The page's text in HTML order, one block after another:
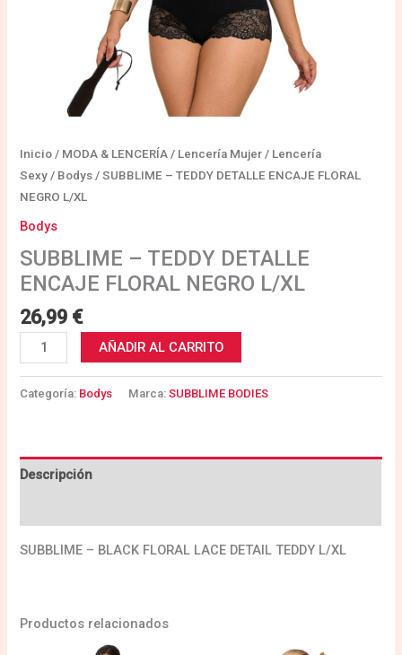
Inicio / MODA & LENCERÍA / Lencería Mujer / Lencería
Sexy / Bodys / SUBBLIME – TEDDY DETALLE ENCAJE FLORAL
NEGRO L/XL
Bodys
SUBBLIME – TEDDY DETALLE
ENCAJE FLORAL NEGRO L/XL
26,99 €
AÑADIR AL CARRITO
Categoría: Bodys Marca:SUBBLIME BODIES
Descripción
SUBBLIME – BLACK FLORAL LACE DETAIL TEDDY L/XL
Productos relacionados